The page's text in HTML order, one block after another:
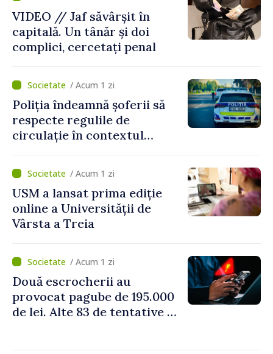
VIDEO // Jaf săvârșit în
capitală. Un tânăr și doi
complici, cercetați penal
/ Acum 1 zi
Poliția îndeamnă șoferii să
respecte regulile de
circulație în contextul
perioada concediilor
/ Acum 1 zi
USM a lansat prima ediție
online a Universității de
Vârsta a Treia
/ Acum 1 zi
Două escrocherii au
provocat pagube de 195.000
de lei. Alte 83 de tentative au